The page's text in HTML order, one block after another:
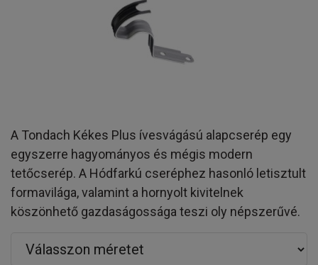
A Tondach Kékes Plus ívesvágású alapcserép egy
egyszerre hagyományos és mégis modern
tetőcserép. A Hódfarkú cseréphez hasonló letisztult
formavilága, valamint a hornyolt kivitelnek
köszönhető gazdaságossága teszi oly népszerűvé.